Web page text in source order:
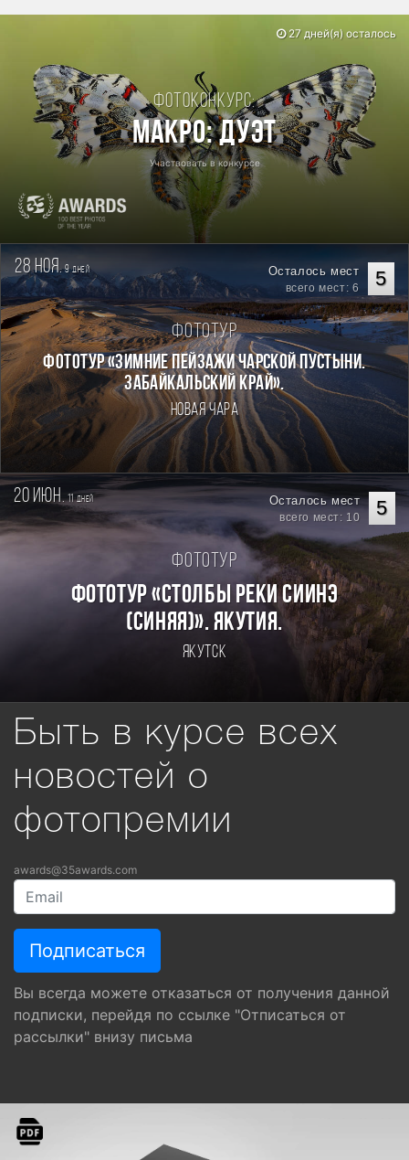
Фотоконкурс:
Макро: Дуэт
Участвовать в конкурсе
27 дней(я) осталось
28 ноя.9дней 5
Осталось мест
всего мест: 6
Фототур
Фототур «Зимние пейзажи Чарской пустыни.
Забайкальский край».
Новая Чара
20 июн.11дней 5
Осталось мест
всего мест: 10
Фототур
Фототур «Столбы реки Сиинэ
(Синяя)». Якутия.
Якутск
Быть в курсе всех
новостей о
фотопремии
awards@35awards.com
Вы всегда можете отказаться от получения данной
подписки, перейдя по ссылке "Отписаться от
рассылки" внизу письма